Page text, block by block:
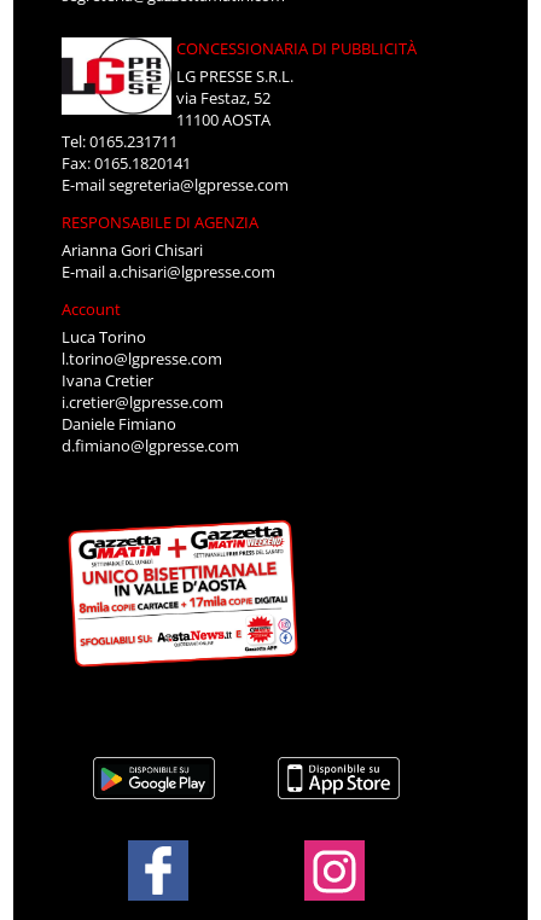
CONCESSIONARIA DI PUBBLICITÀ
LG PRESSE S.R.L.
via Festaz, 52
11100 AOSTA
Tel: 0165.231711
Fax: 0165.1820141
E-mailsegreteria@lgpresse.com
RESPONSABILE DI AGENZIA
Arianna Gori Chisari
E-maila.chisari@lgpresse.com
Account
Luca Torino
l.torino@lgpresse.com
Ivana Cretier
i.cretier@lgpresse.com
Daniele Fimiano
d.fimiano@lgpresse.com